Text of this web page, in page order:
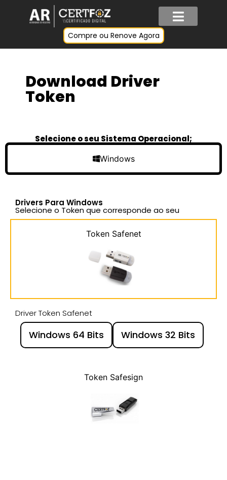
Compre ou Renove Agora
Download Driver
Token
Selecione o seu Sistema Operacional;
Windows
Drivers Para Windows
Selecione o Token que corresponde ao seu
Token Safenet
Token Safesign
Driver Token Safenet
Windows 64 Bits Windows 32 Bits